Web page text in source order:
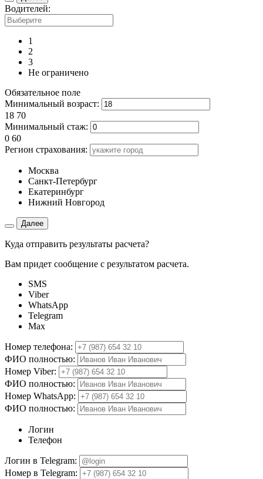
Водителей:
1
2
3
Не ограничено
Обязательное поле
Минимальный возраст:
18 70
Минимальный стаж:
0 60
Регион страхования:
Москва
Санкт-Петербург
Екатеринбург
Нижний Новгород
Далее
Куда отправить результаты расчета?
Вам придет сообщение с результатом расчета.
SMS
Viber
WhatsApp
Telegram
Max
Номер телефона:
ФИО полностью:
Номер Viber:
ФИО полностью:
Номер WhatsApp:
ФИО полностью:
Логин
Телефон
Логин в Telegram:
Номер в Telegram: